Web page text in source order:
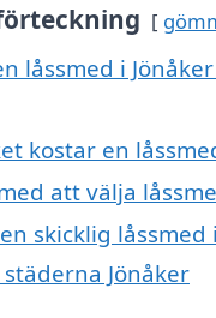
låssmed i
kostar en
att välja
skicklig låssmed
Jönåker